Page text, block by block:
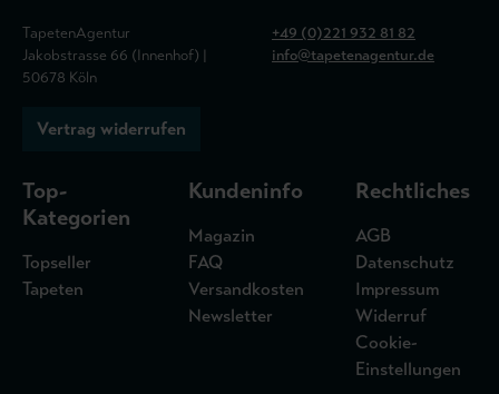
TapetenAgentur
Jakobstrasse 66 (Innenhof) |
50678 Köln
+49 (0)221 932 81 82
info@tapetenagentur.de
Vertrag widerrufen
Top-
Kategorien
Topseller
Tapeten
Kundeninfo
Magazin
FAQ
Versandkosten
Newsletter
Rechtliches
AGB
Datenschutz
Impressum
Widerruf
Cookie-
Einstellungen